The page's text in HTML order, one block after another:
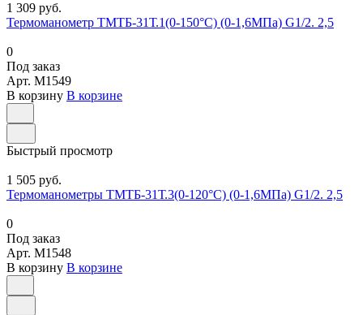
1 309 руб.
Термоманометр ТМТБ-31Т.1(0-150°С) (0-1,6МПа) G1/2. 2,5
0
Под заказ
Арт. M1549
В корзину В корзине
Быстрый просмотр
1 505 руб.
Термоманометры ТМТБ-31Т.3(0-120°С) (0-1,6МПа) G1/2. 2,5
0
Под заказ
Арт. M1548
В корзину В корзине